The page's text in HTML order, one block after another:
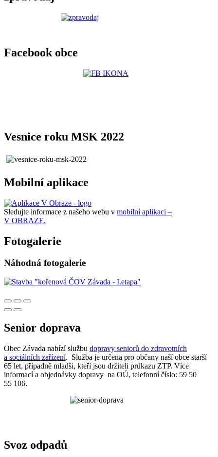
Facebook obce
Vesnice roku MSK 2022
Mobilní aplikace
Sledujte informace z našeho webu v mobilní aplikaci –
V OBRAZE.
Fotogalerie
Náhodná fotogalerie
Senior doprava
Obec Závada nabízí službu dopravy seniorů do zdravotních
a sociálních zařízení. Služba je určena pro občany naší obce starší
65 let, případně mladší, kteří jsou držiteli průkazu ZTP. Více
informací a objednávky dopravy na OÚ, telefonní číslo: 59 50
55 106.
Svoz odpadů